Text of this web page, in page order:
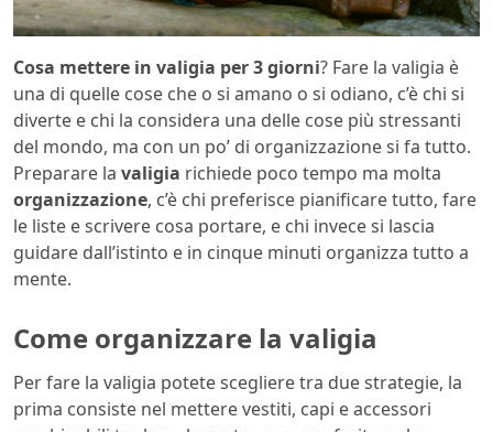
Cosa mettere in valigia per 3 giorni? Fare la valigia è
una di quelle cose che o si amano o si odiano, c’è chi si
diverte e chi la considera una delle cose più stressanti
del mondo, ma con un po’ di organizzazione si fa tutto.
Preparare la valigia richiede poco tempo ma molta
organizzazione, c’è chi preferisce pianificare tutto, fare
le liste e scrivere cosa portare, e chi invece si lascia
guidare dall’istinto e in cinque minuti organizza tutto a
mente.
Come organizzare la valigia
Per fare la valigia potete scegliere tra due strategie, la
prima consiste nel mettere vestiti, capi e accessori